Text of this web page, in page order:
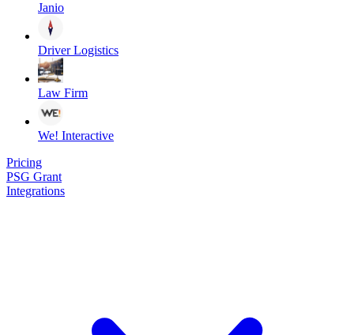
Janio
Driver Logistics
Law Firm
We! Interactive
Pricing
PSG Grant
Integrations